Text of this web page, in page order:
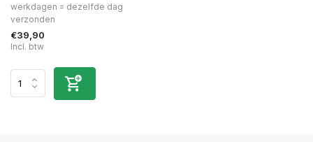
werkdagen = dezelfde dag
verzonden
€39,90
Incl. btw